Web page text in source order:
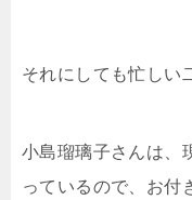
それにしても忙しい
小島瑠璃子さんは、
っているので、お付